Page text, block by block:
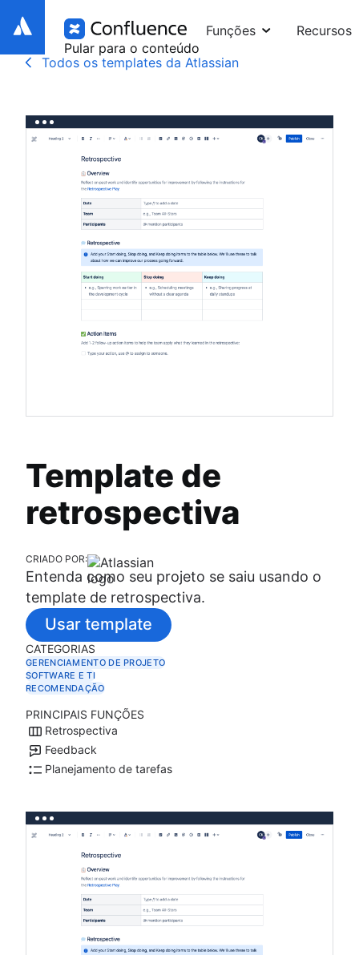
Pular para o conteúdo
Funções
Recursos
Todos os templates da Atlassian
Template de
retrospectiva
CRIADO POR:
Entenda como seu projeto se saiu usando o
template de retrospectiva.
Usar template
CATEGORIAS
GERENCIAMENTO DE PROJETO
SOFTWARE E TI
RECOMENDAÇÃO
PRINCIPAIS FUNÇÕES
Retrospectiva
Feedback
Planejamento de tarefas